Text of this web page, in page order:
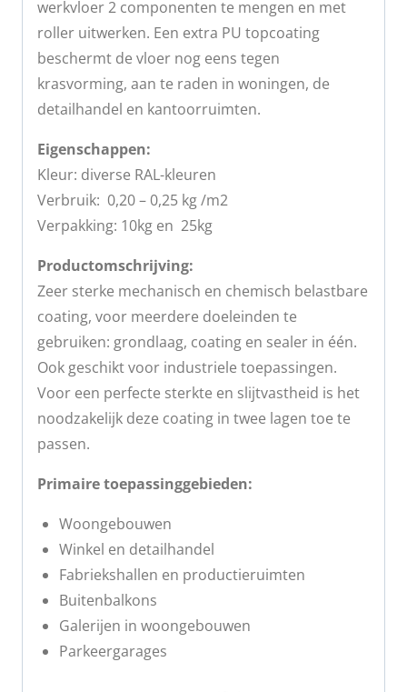
werkvloer 2 componenten te mengen en met
roller uitwerken. Een extra PU topcoating
beschermt de vloer nog eens tegen
krasvorming, aan te raden in woningen, de
detailhandel en kantoorruimten.
Eigenschappen:
Kleur: diverse RAL-kleuren
Verbruik: 0,20 – 0,25 kg /m2
Verpakking: 10kg en 25kg
Productomschrijving:
Zeer sterke mechanisch en chemisch belastbare
coating, voor meerdere doeleinden te
gebruiken: grondlaag, coating en sealer in één.
Ook geschikt voor industriele toepassingen.
Voor een perfecte sterkte en slijtvastheid is het
noodzakelijk deze coating in twee lagen toe te
passen.
Primaire toepassinggebieden:
Woongebouwen
Winkel en detailhandel
Fabriekshallen en productieruimten
Buitenbalkons
Galerijen in woongebouwen
Parkeergarages